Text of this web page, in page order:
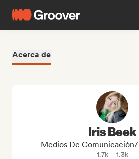
Acerca de
Iris Beek
Medios De
1.7k
1.3k